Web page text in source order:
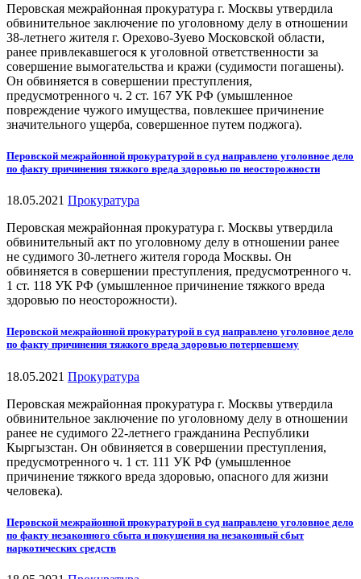
Перовская межрайонная прокуратура г. Москвы утвердила
обвинительное заключение по уголовному делу в отношении
38-летнего жителя г. Орехово-Зуево Московской области,
ранее привлекавшегося к уголовной ответственности за
совершение вымогательства и кражи (судимости погашены).
Он обвиняется в совершении преступления,
предусмотренного ч. 2 ст. 167 УК РФ (умышленное
повреждение чужого имущества, повлекшее причинение
значительного ущерба, совершенное путем поджога).
Перовской межрайонной прокуратурой в суд направлено уголовное дело
по факту причинения тяжкого вреда здоровью по неосторожности
18.05.2021 Прокуратура
Перовская межрайонная прокуратура г. Москвы утвердила
обвинительный акт по уголовному делу в отношении ранее
не судимого 30-летнего жителя города Москвы. Он
обвиняется в совершении преступления, предусмотренного ч.
1 ст. 118 УК РФ (умышленное причинение тяжкого вреда
здоровью по неосторожности).
Перовской межрайонной прокуратурой в суд направлено уголовное дело
по факту причинения тяжкого вреда здоровью потерпевшему
18.05.2021 Прокуратура
Перовская межрайонная прокуратура г. Москвы утвердила
обвинительное заключение по уголовному делу в отношении
ранее не судимого 22-летнего гражданина Республики
Кыргызстан. Он обвиняется в совершении преступления,
предусмотренного ч. 1 ст. 111 УК РФ (умышленное
причинение тяжкого вреда здоровью, опасного для жизни
человека).
Перовской межрайонной прокуратурой в суд направлено уголовное дело
по факту незаконного сбыта и покушения на незаконный сбыт
наркотических средств